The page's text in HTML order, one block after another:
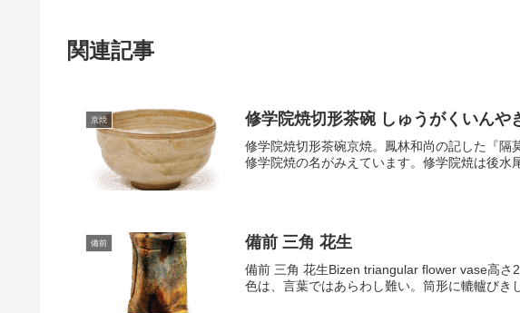
関連記事
京焼 修学院焼切形茶碗 しゅうがくいんや
修学院焼切形茶碗京焼。鳳林和尚の記した『隔
修学院焼の名がみえています。修学院焼は後水
備前 備前 三角 花生
備前 三角 花生Bizen triangular flower vase高
色は、言葉ではあらわし難い。筒形に轆轤びき